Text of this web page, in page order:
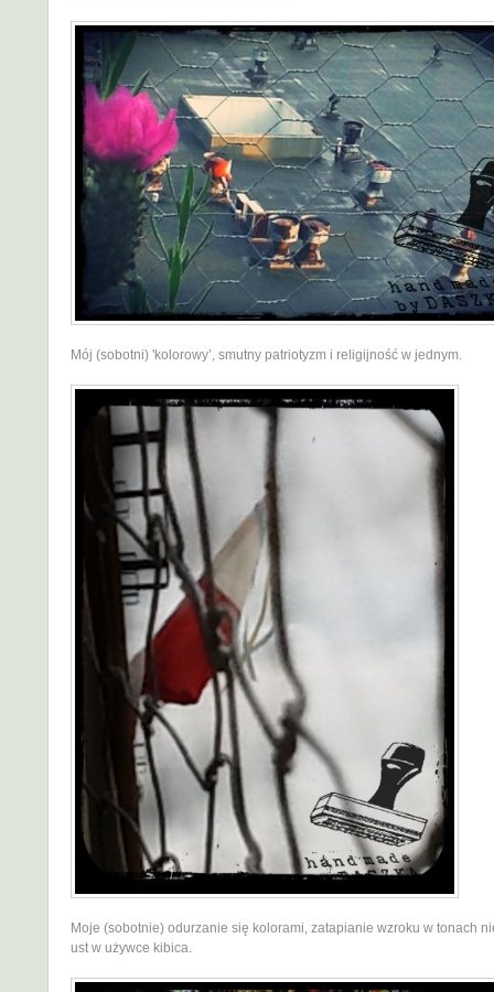
Mój (sobotni) 'kolorowy’, smutny patriotyzm i religijność w jednym.
Moje (sobotnie) odurzanie się kolorami, zatapianie wzroku w tonach
ust w używce kibica.